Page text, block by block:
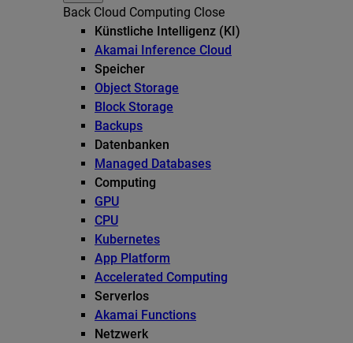
Back Cloud Computing Close
Künstliche Intelligenz (KI)
Akamai Inference Cloud
Speicher
Object Storage
Block Storage
Backups
Datenbanken
Managed Databases
Computing
GPU
CPU
Kubernetes
App Platform
Accelerated Computing
Serverlos
Akamai Functions
Netzwerk